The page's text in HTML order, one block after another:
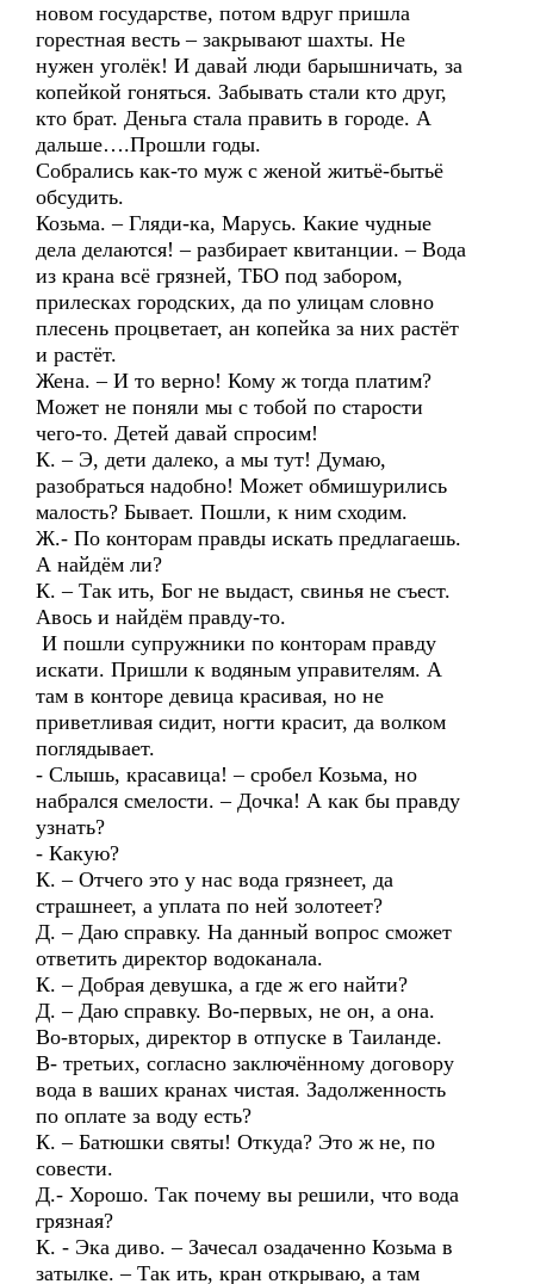
новом государстве, потом вдруг пришла
горестная весть – закрывают шахты. Не
нужен уголёк! И давай люди барышничать, за
копейкой гоняться. Забывать стали кто друг,
кто брат. Деньга стала править в городе. А
дальше….Прошли годы.
Собрались как-то муж с женой житьё-бытьё
обсудить.
Козьма. – Гляди-ка, Марусь. Какие чудные
дела делаются! – разбирает квитанции. – Вода
из крана всё грязней, ТБО под забором,
прилесках городских, да по улицам словно
плесень процветает, ан копейка за них растёт
и растёт.
Жена. – И то верно! Кому ж тогда платим?
Может не поняли мы с тобой по старости
чего-то. Детей давай спросим!
К. – Э, дети далеко, а мы тут! Думаю,
разобраться надобно! Может обмишурились
малость? Бывает. Пошли, к ним сходим.
Ж.- По конторам правды искать предлагаешь.
А найдём ли?
К. – Так ить, Бог не выдаст, свинья не съест.
Авось и найдём правду-то.
И пошли супружники по конторам правду
искати. Пришли к водяным управителям. А
там в конторе девица красивая, но не
приветливая сидит, ногти красит, да волком
поглядывает.
- Слышь, красавица! – сробел Козьма, но
набрался смелости. – Дочка! А как бы правду
узнать?
- Какую?
К. – Отчего это у нас вода грязнеет, да
страшнеет, а уплата по ней золотеет?
Д. – Даю справку. На данный вопрос сможет
ответить директор водоканала.
К. – Добрая девушка, а где ж его найти?
Д. – Даю справку. Во-первых, не он, а она.
Во-вторых, директор в отпуске в Таиланде.
В- третьих, согласно заключённому договору
вода в ваших кранах чистая. Задолженность
по оплате за воду есть?
К. – Батюшки святы! Откуда? Это ж не, по
совести.
Д.- Хорошо. Так почему вы решили, что вода
грязная?
К. - Эка диво. – Зачесал озадаченно Козьма в
затылке. – Так ить, кран открываю, а там